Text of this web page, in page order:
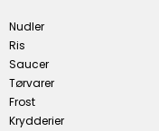
Nudler
Ris
Saucer
Tørvarer
Frost
Krydderier